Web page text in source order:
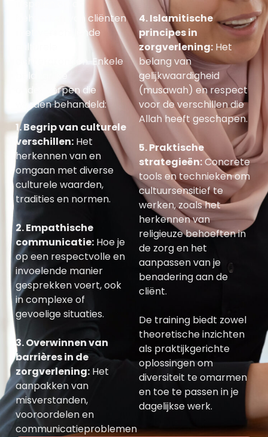
behoeften van cliënten
met verschillende
achtergronden. Enkele
belangrijke
onderwerpen die
worden behandeld:
1.Begrip van culturele
verschillen: Het
herkennen van en
omgaan met diverse
culturele waarden,
tradities en normen.
2.Empathische
communicatie: Hoe je
op een respectvolle en
invoelende manier
gesprekken voert, ook
in complexe of
gevoelige situaties.
3.Overwinnen van
barrières in de
zorgverlening: Het
aanpakken van
misverstanden,
vooroordelen en
communicatieproblemen
4.Islamitische
principes in
zorgverlening: Het
belang van
gelijkwaardigheid
(musawah) en respect
voor de verschillen die
Allah heeft geschapen.
5.Praktische
strategieën:Concrete
tools en technieken om
cultuursensitief te
werken, zoals het
herkennen van
religieuze behoeften in
de zorg en het
aanpassen van je
benadering aan de
cliënt.
De training biedt zowel
theoretische inzichten
als praktijkgerichte
oplossingen om
diversiteit te omarmen
en toe te passen in je
dagelijkse werk.